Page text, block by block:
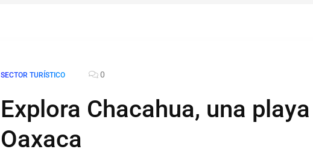
SECTOR TURÍSTICO 0
Explora Chacahua, una
Oaxaca